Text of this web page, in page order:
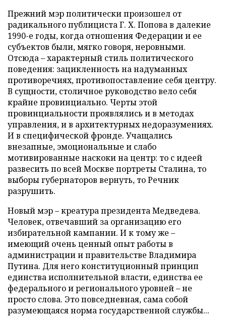
Прежний мэр политически произошел от
радикального публициста Г. Х. Попова в далекие
1990-е годы, когда отношения Федерации и ее
субъектов были, мягко говоря, неровными.
Отсюда – характерный стиль политического
поведения: зацикленность на надуманных
противоречиях, противопоставление себя центру.
В сущности, столичное руководство вело себя
крайне провинциально. Черты этой
провинциальности проявлялись и в методах
управления, и в архитектурных недоразумениях.
И в специфической фронде. Учащались
внезапные, эмоциональные и слабо
мотивированные наскоки на центр: то с идеей
развесить по всей Москве портреты Сталина, то
выборы губернаторов вернуть, то Речник
разрушить.
Новый мэр – креатура президента Медведева.
Человек, отвечавший за организацию его
избирательной кампании. И к тому же –
имеющий очень ценный опыт работы в
администрации и правительстве Владимира
Путина. Для него конституционный принцип
единства исполнительной власти, единства ее
федерального и регионального уровней – не
просто слова. Это повседневная, сама собой
разумеющаяся норма государственной службы...